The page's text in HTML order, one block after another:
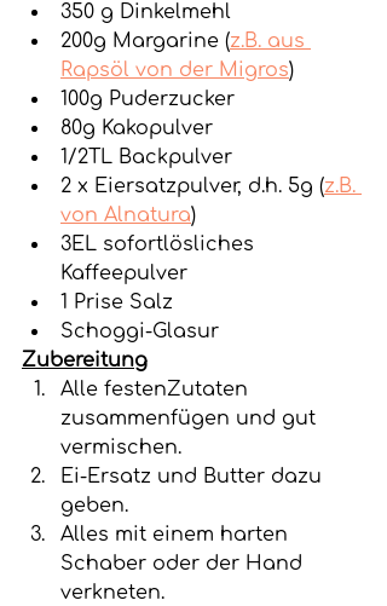
350 g Dinkelmehl
200g Margarine (z.B. aus
Rapsöl von der Migros)
100g Puderzucker
80g Kakopulver
1/2TL Backpulver
2 x Eiersatzpulver, d.h. 5g (z.B.
von Alnatura)
3EL sofortlösliches
Kaffeepulver
1 Prise Salz
Schoggi-Glasur
Zubereitung
Alle festenZutaten
zusammenfügen und gut
vermischen.
Ei-Ersatz und Butter dazu
geben.
Alles mit einem harten
Schaber oder der Hand
verkneten.